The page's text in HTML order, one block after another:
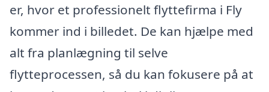
er, hvor et professionelt flyttefirma i Fly
kommer ind i billedet. De kan hjælpe med
alt fra planlægning til selve
flytteprocessen, så du kan fokusere på at